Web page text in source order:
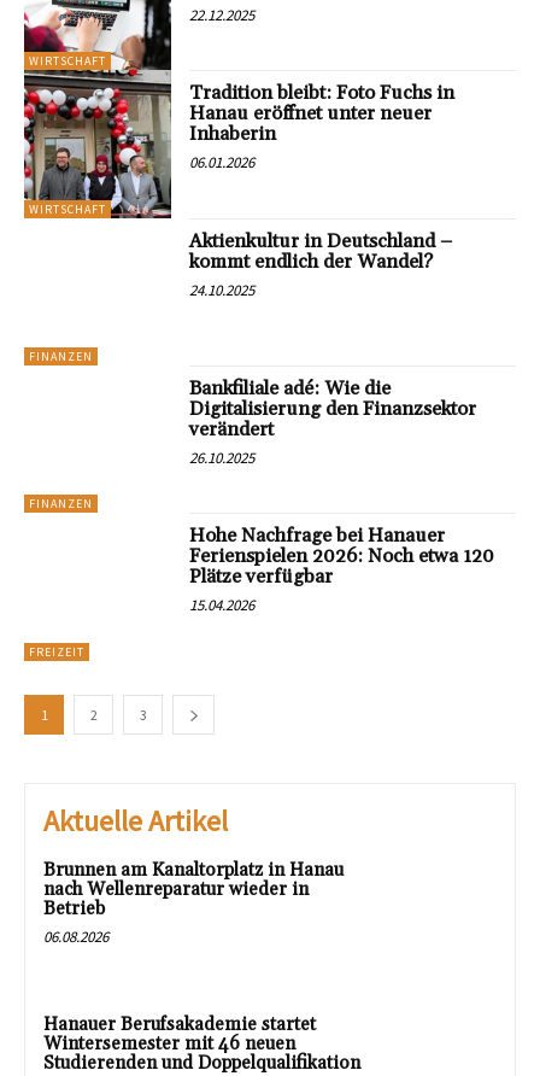
WIRTSCHAFT
22.12.2025
WIRTSCHAFT
Tradition bleibt: Foto Fuchs in
Hanau eröffnet unter neuer
Inhaberin
06.01.2026
FINANZEN
Aktienkultur in Deutschland –
kommt endlich der Wandel?
24.10.2025
FINANZEN
Bankfiliale adé: Wie die
Digitalisierung den Finanzsektor
verändert
26.10.2025
FREIZEIT
Hohe Nachfrage bei Hanauer
Ferienspielen 2026: Noch etwa 120
Plätze verfügbar
15.04.2026
1 2 3
Aktuelle Artikel
Brunnen am Kanaltorplatz in Hanau
nach Wellenreparatur wieder in
Betrieb
06.08.2026
Hanauer Berufsakademie startet
Wintersemester mit 46 neuen
Studierenden und Doppelqualifikation